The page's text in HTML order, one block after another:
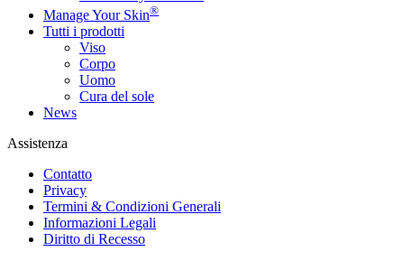
Manage Your Skin®
Tutti i prodotti
Viso
Corpo
Uomo
Cura del sole
News
Assistenza
Contatto
Privacy
Termini & Condizioni Generali
Informazioni Legali
Diritto di Recesso